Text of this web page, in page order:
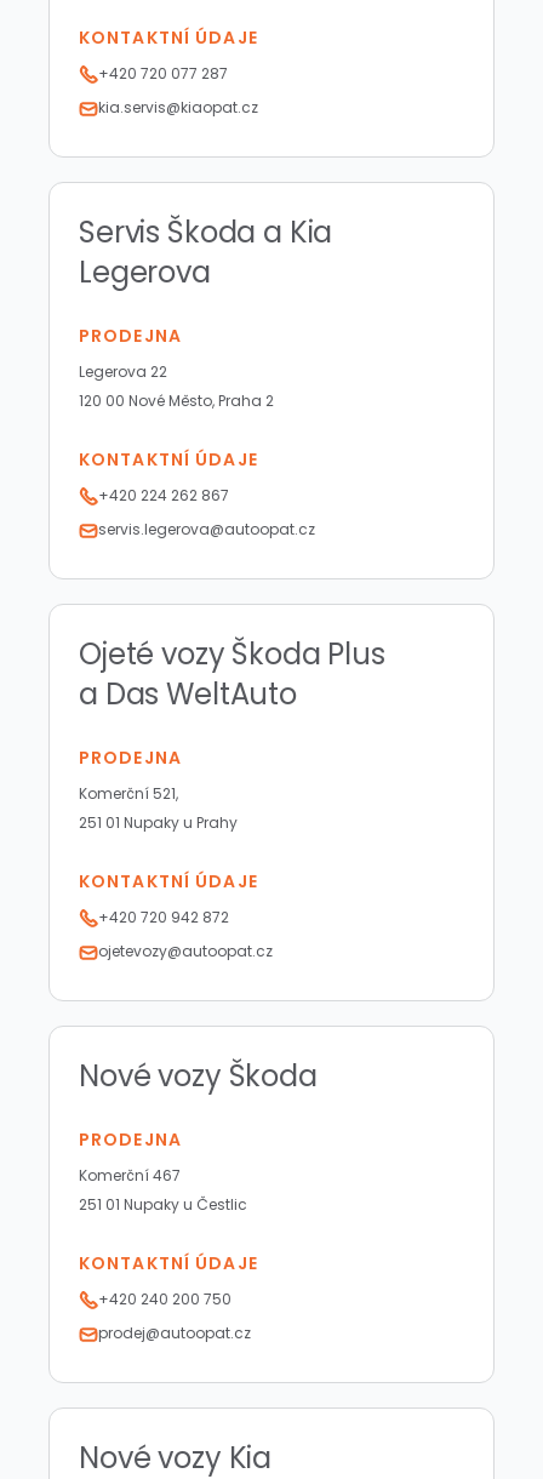
KONTAKTNÍ ÚDAJE
+420 720 077 287
kia.servis@kiaopat.cz
Servis Škoda a Kia
Legerova
PRODEJNA
Legerova 22
120 00 Nové Město, Praha 2
KONTAKTNÍ ÚDAJE
+420 224 262 867
servis.legerova@autoopat.cz
Ojeté vozy Škoda Plus
a Das WeltAuto
PRODEJNA
Komerční 521,
251 01 Nupaky u Prahy
KONTAKTNÍ ÚDAJE
+420 720 942 872
ojetevozy@autoopat.cz
Nové vozy Škoda
PRODEJNA
Komerční 467
251 01 Nupaky u Čestlic
KONTAKTNÍ ÚDAJE
+420 240 200 750
prodej@autoopat.cz
Nové vozy Kia